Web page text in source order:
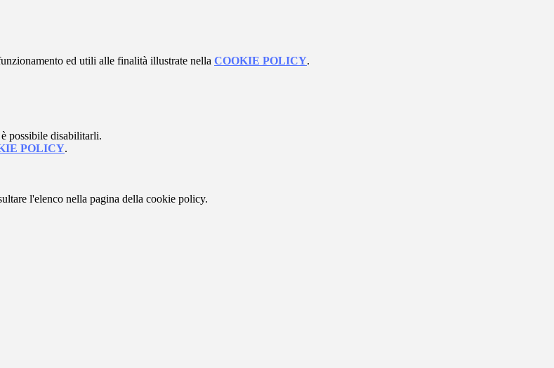
ed utili alle finalità illustrate nella COOKIE POLICY.
possibile disabilitarli.
POLICY.
l'elenco nella pagina della cookie policy.